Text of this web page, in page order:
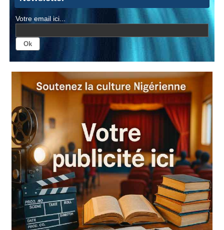
Votre email ici...